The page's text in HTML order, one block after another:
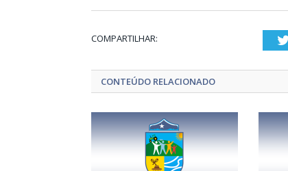
COMPARTILHAR:
CONTEÚDO RELACIONADO